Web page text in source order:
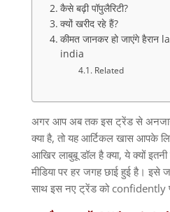
कैसे बढ़ी पॉपुलैरिटी?
क्यों खरीद रहे हैं?
कीमत जानकर हो जाएंगे
india
Related
अगर आप अब तक इस ट्रेंड से
क्या है, तो यह आर्टिकल खास आपके
आखिर लाबुबू डॉल है क्या, ये क्यों
मीडिया पर हर जगह छाई हुई है। इसे
साथ इस नए ट्रेंड कोconfidently